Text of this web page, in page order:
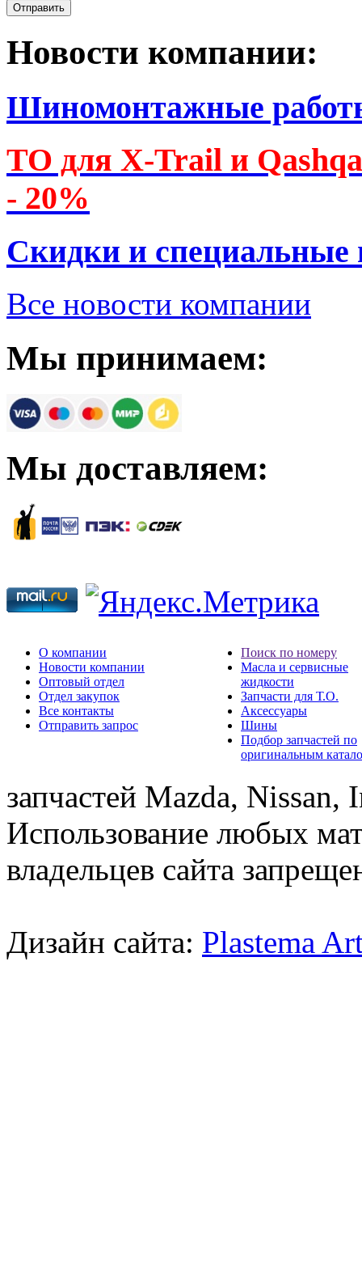
Новости компании:
Шиномонтажные
ТО для X-Trail и
- 20%
Скидки и специальные
Все новости компании
Мы принимаем:
Мы доставляем:
О компании
Новости компании
Оптовый отдел
Отдел закупок
Все контакты
Отправить запрос
Поиск по номеру
Масла и сервисные
жидкости
Запчасти для Т.О.
Аксессуары
Шины
Подбор запчастей по
оригинальным
запчастей Mazda,
Использование любых
владельцев сайта
Дизайн сайта: Plastema